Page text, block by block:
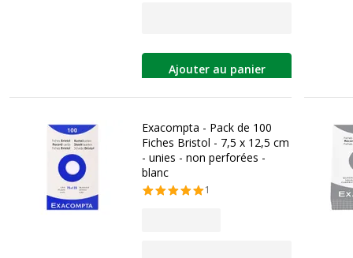
Ajouter au panier
Exacompta - Pack de 100
Fiches Bristol - 7,5 x 12,5 cm
- unies - non perforées -
blanc
1